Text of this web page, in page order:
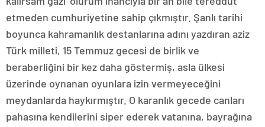
etmeden cumhuriyetine sahip çıkmıştır. Şanlı tarihi
boyunca kahramanlık destanlarına adını yazdıran aziz
Türk milleti, 15 Temmuz gecesi de birlik ve
beraberliğini bir kez daha göstermiş, asla ülkesi
üzerinde oynanan oyunlara izin vermeyeceğini
meydanlarda haykırmıştır. O karanlık gecede canları
pahasına kendilerini siper ederek vatanına, bayrağına